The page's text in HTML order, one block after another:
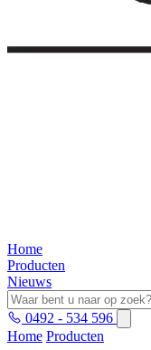
Home
Producten
Nieuws
0492 - 534 596
Home Producten